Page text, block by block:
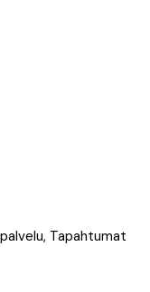
Tapahtumat